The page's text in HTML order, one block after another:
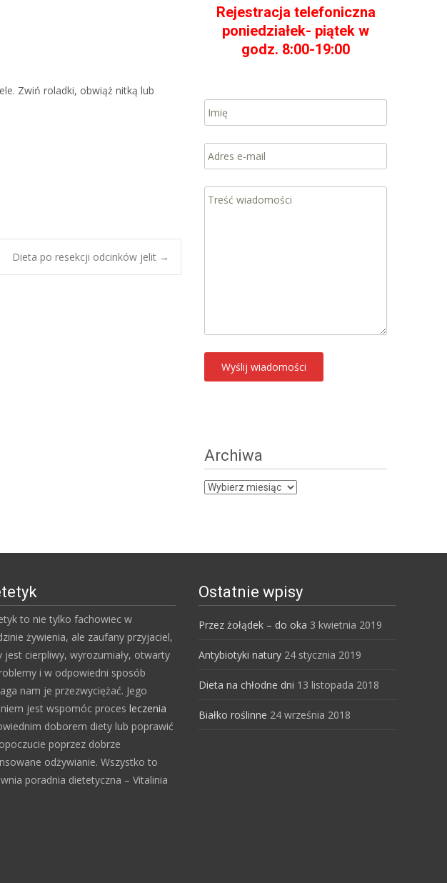
Zwiń roladki, obwiąż nitką lub
Dieta po resekcji odcinków jelit →
Rejestracja telefoniczna
poniedziałek- piątek w
godz. 8:00-19:00
Archiwa
Archiwa
to nie tylko fachowiec w
żywienia, ale zaufany przyjaciel,
jest cierpliwy, wyrozumiały, otwarty
i w odpowiedni sposób
nam je przezwyciężać. Jego
jest wspomóc proces leczenia
doborem diety lub poprawić
poprzez dobrze
odżywianie. Wszystko to
poradnia dietetyczna – Vitalinia
Ostatnie wpisy
Przez żołądek – do oka 3 kwietnia 2019
Antybiotyki natury 24 stycznia 2019
Dieta na chłodne dni 13 listopada 2018
Białko roślinne 24 września 2018